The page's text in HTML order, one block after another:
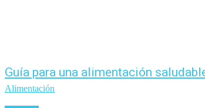
Guía para una alimentación
Alimentación